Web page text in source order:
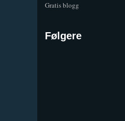
Gratis blogg
Følgere